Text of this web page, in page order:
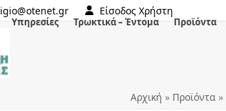
igio@otenet.gr Είσοδος Χρήστη
Υπηρεσίες Τρωκτικά – Έντομα Προϊόντα
Αρχική » Προϊόντα»